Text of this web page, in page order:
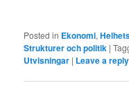
Posted in Ekonomi,
Strukturer och politik |
Utvisningar | Leave a reply